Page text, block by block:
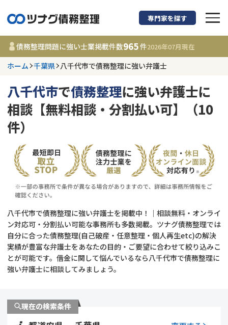
債務整理に強い弁
千葉県
事務所 965
件
更新日 :2026年07月31日
相談内容で探す
借金返済相談・交渉
時効援用
会社破産・法人破産
費用相場
債務整理
個人再生（民事再生）
専門家を探す
債務整理問題に強い士業掲載件数965件2026年07月現在
ホーム 千葉県 八千代市で債務整理に強い弁護士
八千代市で債務整理に強い弁護士に
相談【無料相談・分割払い可】（10
件）
八千代市で債務整理に強い弁護士を掲載中！｜相談無料・オンライ
ン対応可・分割払い可能な事務所も多数掲載。ツナグ債務整理では
自分に合った債務整理(自己破産・任意整理・個人再生etc)の解決
実績が豊富な弁護士をあなたの目的・ご要望に合わせて絞り込みこ
とが可能です。借金に関して悩んでいるなら八千代市で債務整理に
強い弁護士に相談してみましょう。
現在の検索条件